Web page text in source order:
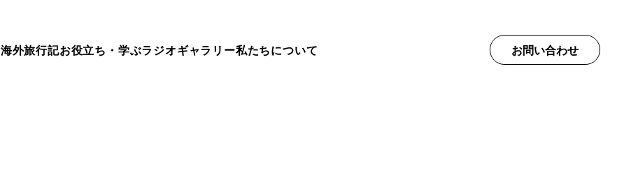
海外旅行記お役立ち・学ぶラジオギャラリー私たちについて お問い合わせ